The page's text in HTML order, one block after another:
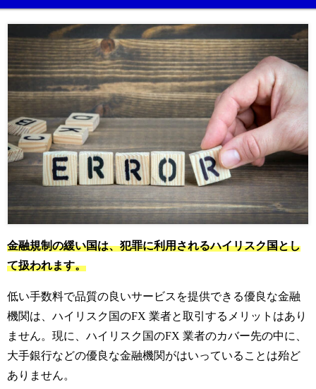
金融規制の緩い国は、犯罪に利用されるハイリスク国とし
て扱われます。
低い手数料で品質の良いサービスを提供できる優良な金融
機関は、ハイリスク国のFX 業者と取引するメリットはあり
ません。 現に、ハイリスク国のFX 業者のカバー先の中に、
大手銀行などの優良な金融機関がはいっていることは殆ど
ありません。